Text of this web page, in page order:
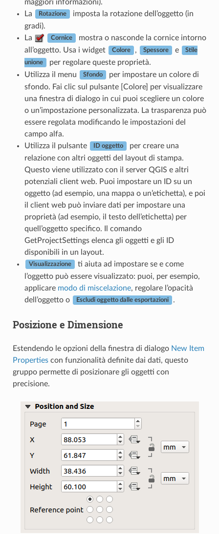
maggiori informazioni).
La
Rotazione
imposta la rotazione dell’oggetto (in
gradi).
La
Cornice
mostra o nasconde la cornice intorno
all’oggetto. Usa i widget
Colore , Spessore e Stile
unione
per regolare queste proprietà.
Utilizza il menu
Sfondo
per impostare un colore di
sfondo. Fai clic sul pulsante [Colore] per visualizzare
una finestra di dialogo in cui puoi scegliere un colore
o un’impostazione personalizzata. La trasparenza può
essere regolata modificando le impostazioni del
campo alfa.
Utilizza il pulsante
ID oggetto
per creare una
relazione con altri oggetti del layout di stampa.
Questo viene utilizzato con il server QGIS e altri
potenziali client web. Puoi impostare un ID su un
oggetto (ad esempio, una mappa o un’etichetta), e poi
il client web può inviare dati per impostare una
proprietà (ad esempio, il testo dell’etichetta) per
quell’oggetto specifico. Il comando
GetProjectSettings elenca gli oggetti e gli ID
disponibili in un layout.
Visualizzazione
ti aiuta ad impostare se e come
l’oggetto può essere visualizzato: puoi, per esempio,
applicare modo di miscelazione, regolare l’opacità
dell’oggetto o
Escludi oggetto dalle esportazioni .
Posizione e Dimensione
Estendendo le opzioni della finestra di dialogo New Item
Propertiescon funzionalità definite dai dati, questo
gruppo permette di posizionare gli oggetti con
precisione.